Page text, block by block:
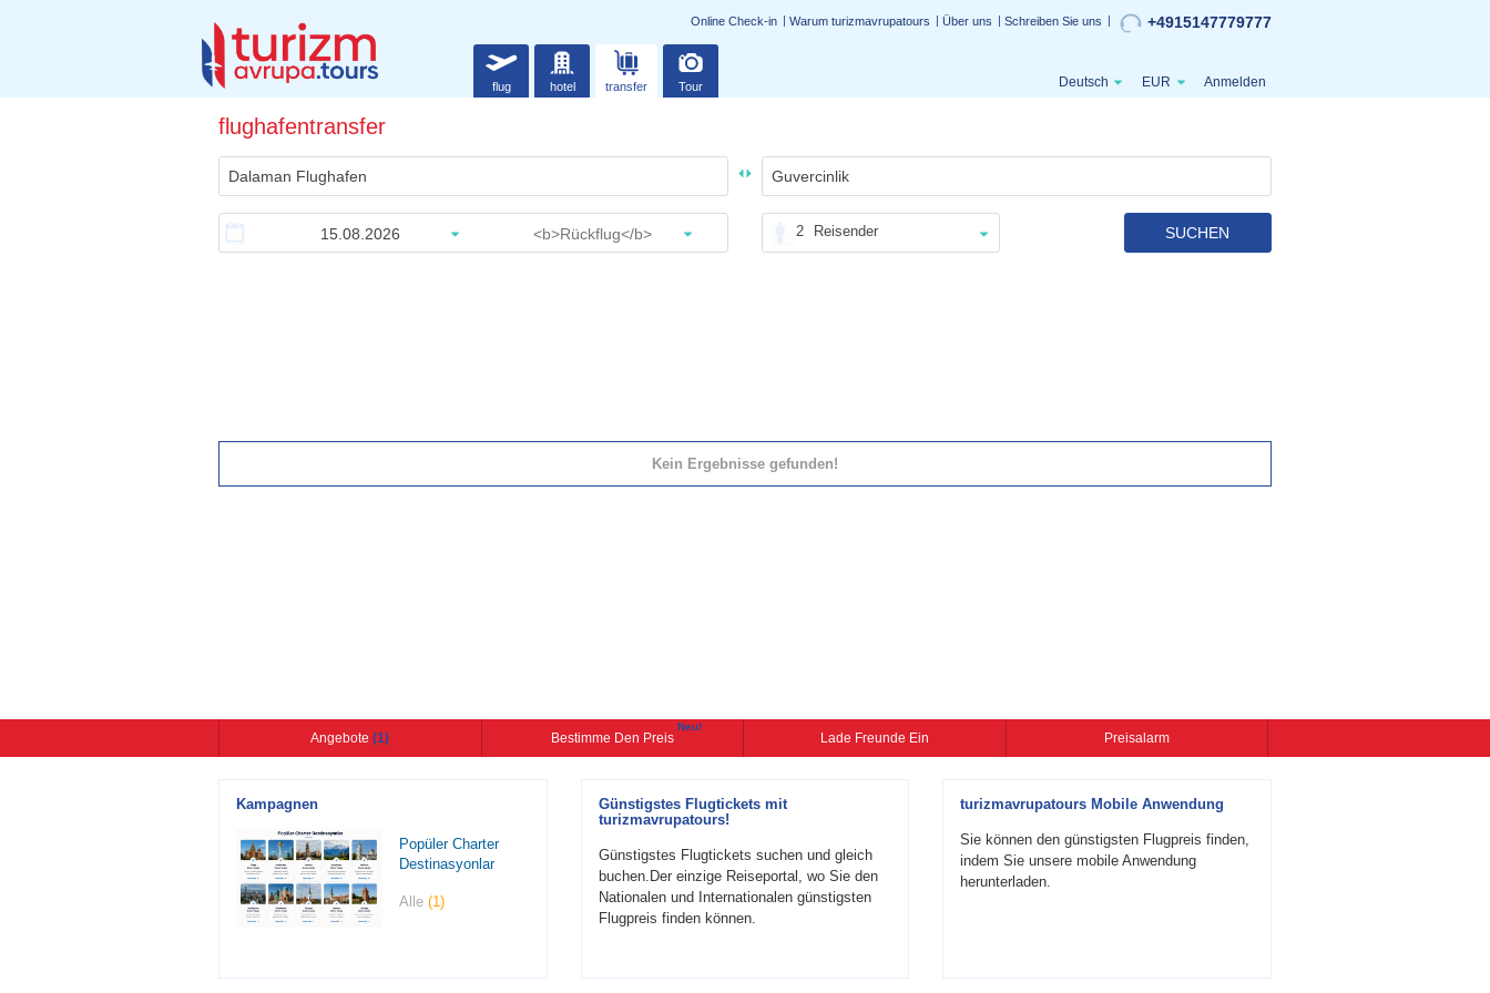
Online Check-in Warum turizmavrupatours Über uns Schreiben Sie uns +4915147779777
flug hotel transfer Tour Deutsch EUR Anmelden
flughafentransfer
2 Reisender SUCHEN
Kein Ergebnisse gefunden!
Angebote(1) Bestimme Den Preis
Neu!
Lade Freunde Ein Preisalarm
Kampagnen
Popüler Charter
Destinasyonlar
Alle(1)
Günstigstes Flugtickets mit
turizmavrupatours!
Günstigstes Flugtickets suchen und gleich
buchen.Der einzige Reiseportal, wo Sie den
Nationalen und Internationalen günstigsten
Flugpreis finden können.
turizmavrupatours Mobile Anwendung
Sie können den günstigsten Flugpreis finden,
indem Sie unsere mobile Anwendung
herunterladen.